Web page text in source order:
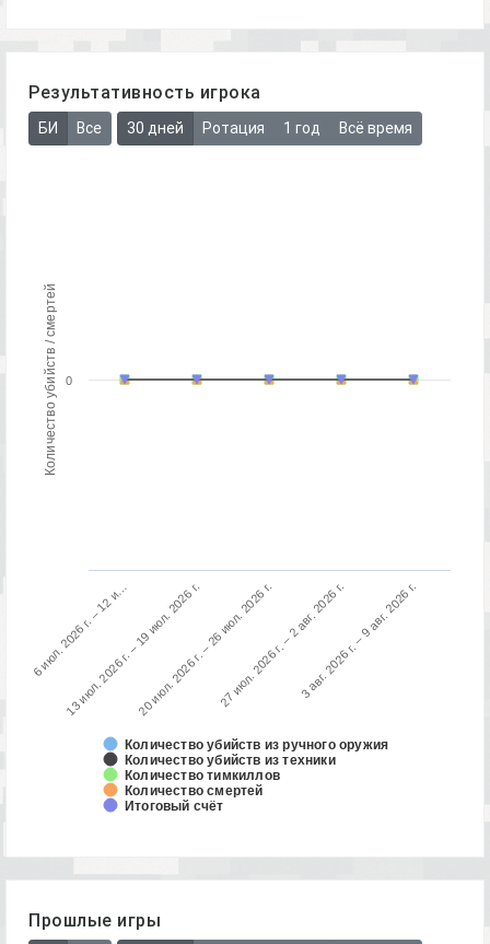
Результативность игрока
БИ Все 30 дней Ротация 1 год Всё время
Количество убийств / смертей
Количество убийств из ручного оружия
Количество убийств из техники
Количество тимкиллов
Количество смертей
Итоговый счёт
6 июл. 2026 г. – 12 и…
13 июл. 2026 г. – 19 июл. 2026 г.20 июл. 2026 г. – 26 июл. 2026 г.27 июл. 2026 г. – 2 авг. 2026 г.3 авг. 2026 г. – 9 авг. 2026 г.
0
Прошлые игры